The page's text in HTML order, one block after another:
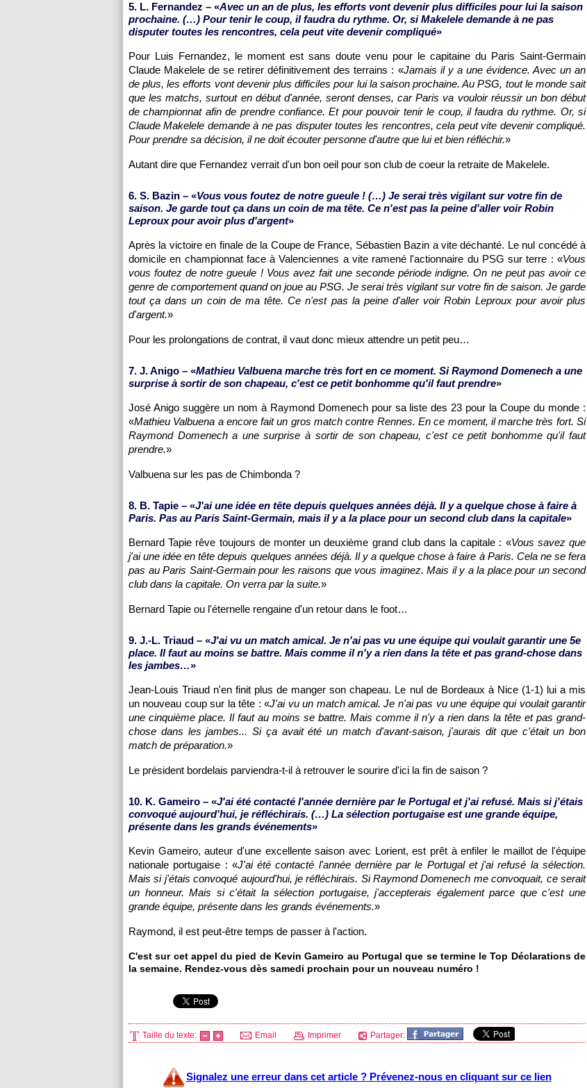
5. L. Fernandez – «Avec un an de plus, les efforts vont devenir plus difficiles pour lui la saison
prochaine. (…) Pour tenir le coup, il faudra du rythme. Or, si Makelele demande à ne pas
disputer toutes les rencontres, cela peut vite devenir compliqué»
Pour Luis Fernandez, le moment est sans doute venu pour le capitaine du Paris Saint-Germain
Claude Makelele de se retirer définitivement des terrains : «Jamais il y a une évidence. Avec un an
de plus, les efforts vont devenir plus difficiles pour lui la saison prochaine. AuPSG, tout le monde sait
que les matchs, surtout en début d'année, seront denses, carParis va vouloir réussir un bon début
de championnat afin de prendre confiance. Et pour pouvoir tenir le coup, il faudra du rythme. Or, si
Claude Makelele demande à ne pas disputer toutes les rencontres, cela peut vite devenir compliqué.
Pour prendre sa décision, il ne doit écouter personne d'autre que lui et bien réfléchir.»
Autant dire que Fernandez verrait d'un bon oeil pour son club de coeur la retraite de Makelele.
6. S. Bazin – «Vous vous foutez de notre gueule ! (…) Je serai très vigilant sur votre fin de
saison. Je garde tout ça dans un coin de ma tête. Ce n'est pas la peine d'aller voir Robin
Leproux pour avoir plus d'argent»
Après la victoire en finale de la Coupe de France, Sébastien Bazin a vite déchanté. Le nul concédé à
domicile en championnat face à Valenciennes a vite ramené l'actionnaire du PSG sur terre : «Vous
vous foutez de notre gueule ! Vous avez fait une seconde période indigne. On ne peut pas avoir ce
genre de comportement quand on joue au PSG. Je serai très vigilant sur votre fin de saison. Je garde
tout ça dans un coin de ma tête. Ce n'est pas la peine d'aller voir Robin Leproux pour avoir plus
d'argent.»
Pour les prolongations de contrat, il vaut donc mieux attendre un petit peu…
7. J. Anigo – «Mathieu Valbuena marche très fort en ce moment. Si Raymond Domenech a une
surprise à sortir de son chapeau, c'est ce petit bonhomme qu'il faut prendre»
José Anigo suggère un nom à Raymond Domenech pour sa liste des 23 pour la Coupe du monde :
«Mathieu Valbuena a encore fait un gros match contre Rennes. En ce moment, il marche très fort. Si
Raymond Domenech a une surprise à sortir de son chapeau, c'est ce petit bonhomme qu'il faut
prendre.»
Valbuena sur les pas de Chimbonda ?
8. B. Tapie – «J'ai une idée en tête depuis quelques années déjà. Il y a quelque chose à faire à
Paris. Pas au Paris Saint-Germain, mais il y a la place pour un second club dans la capitale»
Bernard Tapie rêve toujours de monter un deuxième grand club dans la capitale : «Vous savez que
j'ai une idée en tête depuis quelques années déjà. Il y a quelque chose à faire à Paris. Cela ne se fera
pas au Paris Saint-Germain pour les raisons que vous imaginez. Mais il y a la place pour un second
club dans la capitale. On verra par la suite.»
Bernard Tapie ou l'éternelle rengaine d'un retour dans le foot…
9. J.-L. Triaud – «J'ai vu un match amical. Je n'ai pas vu une équipe qui voulait garantir une 5e
place. Il faut au moins se battre. Mais comme il n'y a rien dans la tête et pas grand-chose dans
les jambes…»
Jean-Louis Triaud n'en finit plus de manger son chapeau. Le nul de Bordeaux à Nice(1-1) lui a mis
un nouveau coup sur la tête : «J'ai vu un match amical. Je n'ai pas vu une équipe qui voulait garantir
une cinquième place. Il faut au moins se battre. Mais comme il n'y a rien dans la tête et pas grand-
chose dans les jambes... Si ça avait été un match d'avant-saison, j'aurais dit que c'était un bon
match de préparation.»
Le président bordelais parviendra-t-il à retrouver le sourire d'ici la fin de saison ?
10. K. Gameiro – «J'ai été contacté l'année dernière par le Portugal et j'ai refusé. Mais si j'étais
convoqué aujourd'hui, je réfléchirais. (…) La sélection portugaise est une grande équipe,
présente dans les grands événements»
Kevin Gameiro, auteur d'une excellente saison avec Lorient, est prêt à enfiler le maillot de l'équipe
nationale portugaise : «J'ai été contacté l'année dernière par le Portugal et j'ai refusé la sélection.
Mais si j'étais convoqué aujourd'hui, je réfléchirais. Si Raymond Domenech me convoquait, ce serait
un honneur. Mais si c'était la sélection portugaise, j'accepterais également parce que c'est une
grande équipe, présente dans les grands événements.»
Raymond, il est peut-être temps de passer à l'action.
C'est sur cet appel du pied de Kevin Gameiro au Portugal que se termine le Top Déclarations de
la semaine. Rendez-vous dès samedi prochain pour un nouveau numéro !
Taille du texte: Email Imprimer Partager:
Signalez une erreur dans cet article ? Prévenez-nous en cliquant sur ce lien